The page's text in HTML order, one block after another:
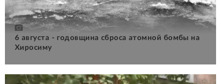
6 августа - годовщина сброса атомной бомбы на
Хиросиму